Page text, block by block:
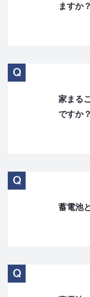
ますか？
家まる
ですか？
蓄電池